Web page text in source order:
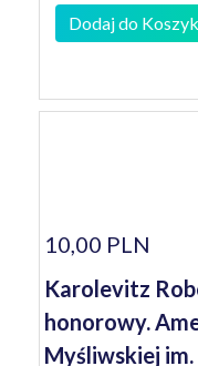
Dodaj do
10,00 PLN
Karolevitz
honorowy.
Myśliwskiej